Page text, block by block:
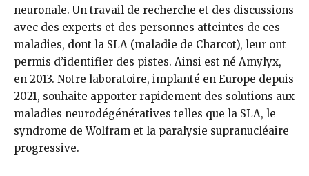
neuronale. Un travail de recherche et des discussions
avec des experts et des personnes atteintes de ces
maladies, dont la SLA (maladie de Charcot), leur ont
permis d’identifier des pistes. Ainsi est né Amylyx,
en 2013. Notre laboratoire, implanté en Europe depuis
2021, souhaite apporter rapidement des solutions aux
maladies neurodégénératives telles que la SLA, le
syndrome de Wolfram et la paralysie supranucléaire
progressive.